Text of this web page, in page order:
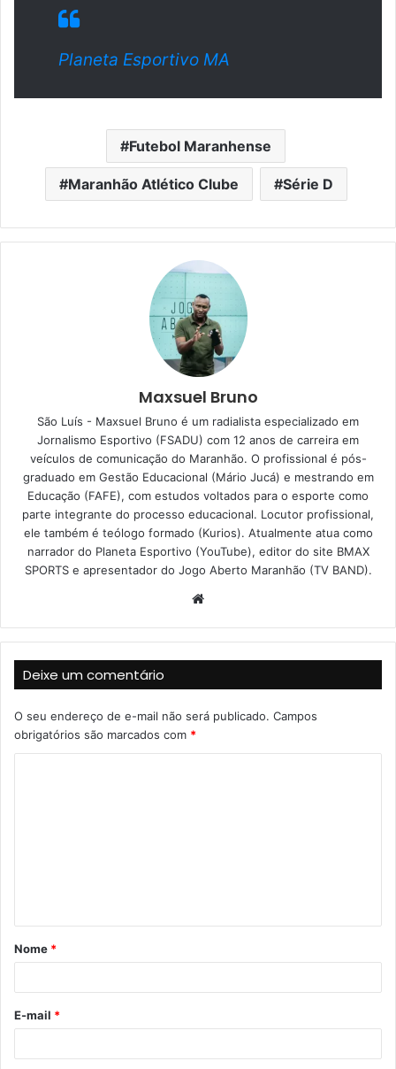
Planeta Esportivo MA
Futebol Maranhense
Maranhão Atlético Clube Série D
Maxsuel Bruno
São Luís - Maxsuel Bruno é um radialista especializado em
Jornalismo Esportivo (FSADU) com 12 anos de carreira em
veículos de comunicação do Maranhão. O profissional é pós-
graduado em Gestão Educacional (Mário Jucá) e mestrando em
Educação (FAFE), com estudos voltados para o esporte como
parte integrante do processo educacional. Locutor profissional,
ele também é teólogo formado (Kurios). Atualmente atua como
narrador do Planeta Esportivo (YouTube), editor do site BMAX
SPORTS e apresentador do Jogo Aberto Maranhão (TV BAND).
b
s
Deixe um comentário
O seu endereço de e-mail não será publicado. Campos
obrigatórios são marcados com *
á
r
*
Nome *
E-mail *